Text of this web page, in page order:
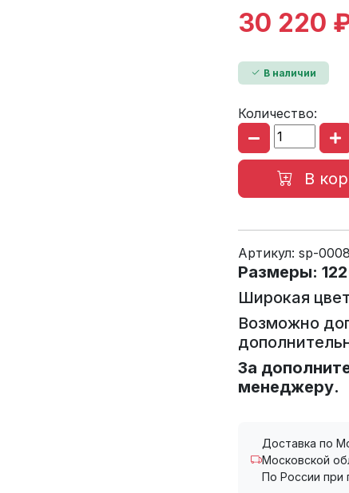
30 220
В наличии
Количество:
В
Артикул: sp-
Размеры:
Широкая
Возможно
За
менеджеру.
Доставка по
Московской
По России при